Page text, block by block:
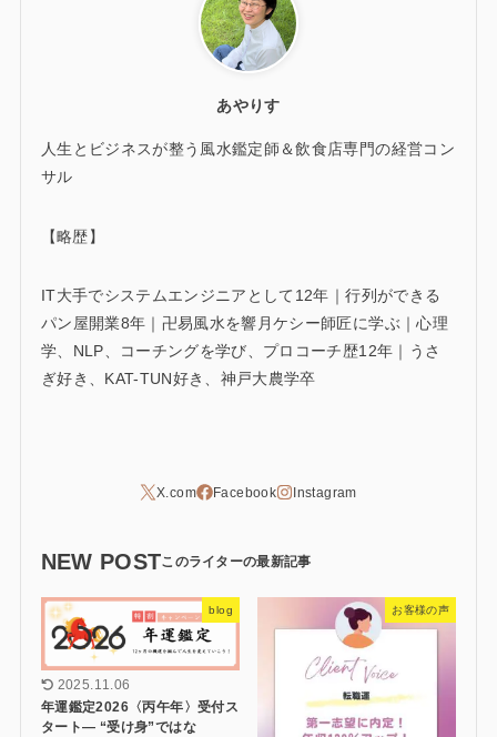
あやりす
人生とビジネスが整う風水鑑定師＆飲食店専門の経営コン
サル
【略歴】
IT大手でシステムエンジニアとして12年｜行列ができる
パン屋開業8年｜卍易風水を響月ケシー師匠に学ぶ｜心理
学、NLP、コーチングを学び、プロコーチ歴12年｜うさ
ぎ好き、KAT-TUN好き、神戸大農学卒
NEW POST
blog
2025.11.06
年運鑑定2026〈丙午年〉受付ス
タート― “受け身”ではな
お客様の声